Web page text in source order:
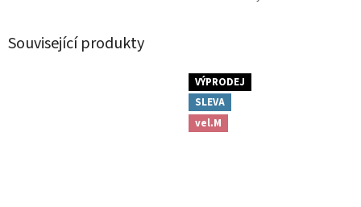
Související produkty
VÝPRODEJ
SLEVA
vel.M